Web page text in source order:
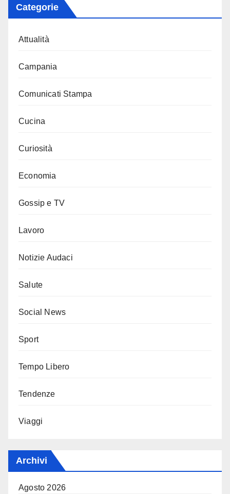
Categorie
Attualità
Campania
Comunicati Stampa
Cucina
Curiosità
Economia
Gossip e TV
Lavoro
Notizie Audaci
Salute
Social News
Sport
Tempo Libero
Tendenze
Viaggi
Archivi
Agosto 2026